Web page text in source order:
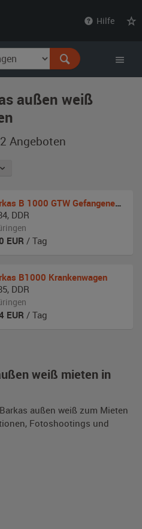
Hilfe
außen weiß
Angeboten
weiß mieten in
außen weiß zum Mieten
Fotoshootings und
B 1000 GTW Gefangenentransporter
, DDR
EUR / Tag
B1000 Krankenwagen
, DDR
EUR / Tag